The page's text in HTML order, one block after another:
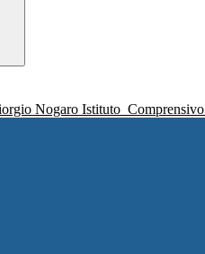
Istituto Comprensivo